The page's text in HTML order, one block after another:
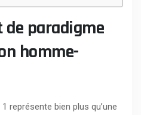
de paradigme
homme-
représente bien plus qu’une